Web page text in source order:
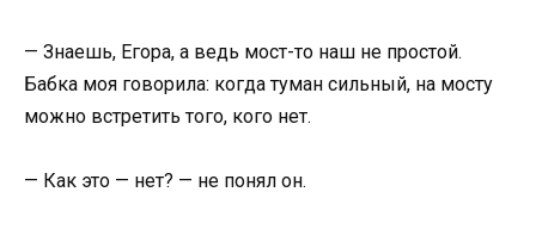
— Знаешь, Егора, а ведь мост-то наш не простой.
Бабка моя говорила: когда туман сильный, на мосту
можно встретить того, кого нет.
— Как это — нет? — не понял он.